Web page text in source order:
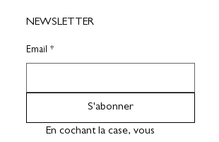
NEWSLETTER
Email *
S'abonner
En cochant la case, vous